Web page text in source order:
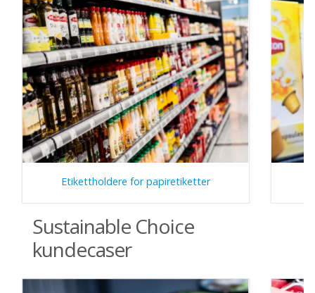
Etikettholdere for papiretiketter
Sustainable Choice
kundecaser